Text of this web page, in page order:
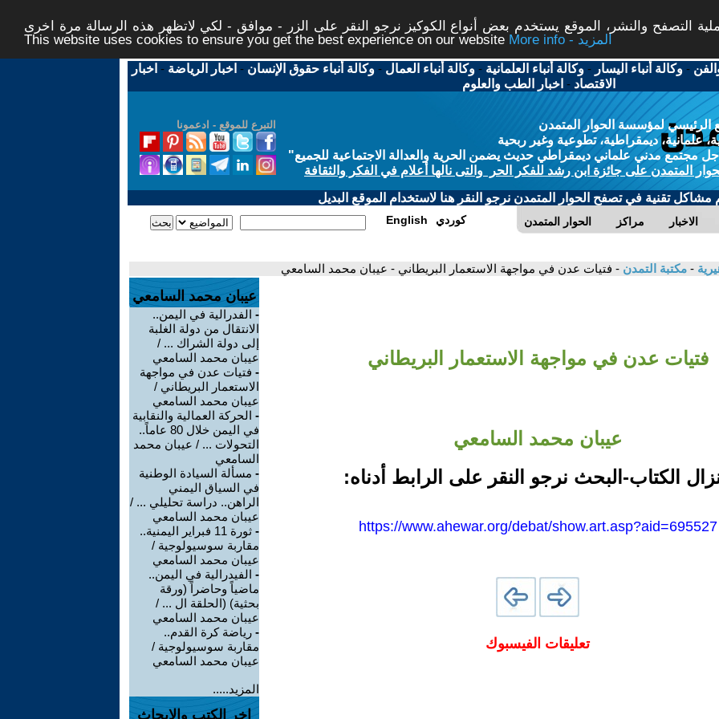
التصفح والنشر، الموقع يستخدم بعض أنواع الكوكيز نرجو النقر على الزر - موافق - لكي لاتظهر هذه الرسالة مرة اخرى -
This website uses cookies to ensure you get the best experience on our website
More info - المزيد
-وكالة أنباء اليسار -وكالة أنباء العلمانية -وكالة أنباء العمال -وكالة أنباء حقوق الإنسان - اخبار الرياضة - اخبار
الاقتصاد - اخبار الطب والعلوم
التبرع للموقع - ادعمونا
الرئيسي لمؤسسة الحوار المتمدن
علمانية، ديمقراطية، تطوعية وغير ربحية
مجتمع مدني علماني ديمقراطي حديث يضمن الحرية والعدالة الاجتماعية للجميع"
المتمدن على جائزة ابن رشد للفكر الحر والتى نالها أعلام في الفكر والثقافة
مشاكل تقنية في تصفح الحوار المتمدن نرجو النقر هنا لاستخدام الموقع البديل
الحوار المتمدن مراكز الاخبار English كوردي
- مكتبة التمدن - فتيات عدن في مواجهة الاستعمار البريطاني - عيبان محمد السامعي
فتيات عدن في مواجهة الاستعمار البريطاني
عيبان محمد السامعي
الكتاب-البحث نرجو النقر على الرابط أدناه:
https://www.ahewar.org/debat/show.art.asp?aid=695527
تعليقات الفيسبوك
عيبان محمد السامعي
- الفدرالية في اليمن..
الانتقال من دولة الغلبة
إلى دولة الشراك ... /
عيبان محمد السامعي
- فتيات عدن في مواجهة
الاستعمار البريطاني /
عيبان محمد السامعي
- الحركة العمالية والنقابية
في اليمن خلال 80 عاماً..
التحولات ... / عيبان محمد
السامعي
- مسألة السيادة الوطنية
في السياق اليمني
الراهن.. دراسة تحليلي ... /
عيبان محمد السامعي
-
ثورة 11 فبراير اليمنية..
مقاربة سوسيولوجية /
عيبان محمد السامعي
- الفيدرالية في اليمن..
ماضياً وحاضراً (ورقة
بحثية) (الحلقة ال ... /
عيبان محمد السامعي
- رياضة كرة القدم..
مقاربة سوسيولوجية /
عيبان محمد السامعي
المزيد.....
اخر الكتب والابحاث